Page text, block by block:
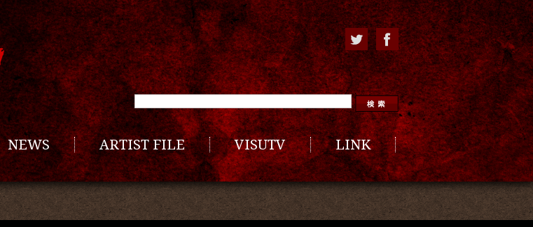
NEWS ARTIST FILE VISUTV LINK